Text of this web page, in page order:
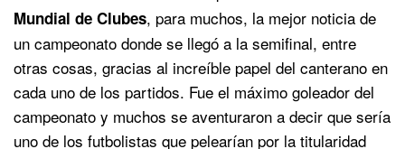
Mundial de Clubes, para muchos, la mejor noticia de
un campeonato donde se llegó a la semifinal, entre
otras cosas, gracias al increíble papel del canterano en
cada uno de los partidos. Fue el máximo goleador del
campeonato y muchos se aventuraron a decir que sería
uno de los futbolistas que pelearían por la titularidad